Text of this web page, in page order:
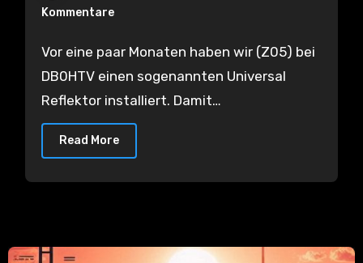
Kommentare
Vor eine paar Monaten haben wir (Z05) bei
DB0HTV einen sogenannten Universal
Reflektor installiert. Damit…
Read More